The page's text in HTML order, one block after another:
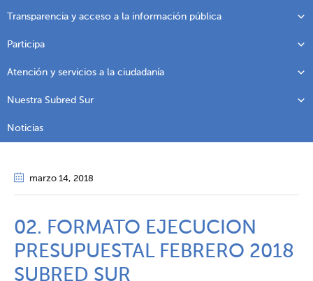
Transparencia y acceso a la información pública
Participa
Atención y servicios a la ciudadanía
Nuestra Subred Sur
Noticias
marzo 14, 2018
02. FORMATO EJECUCION
PRESUPUESTAL FEBRERO 2018
SUBRED SUR